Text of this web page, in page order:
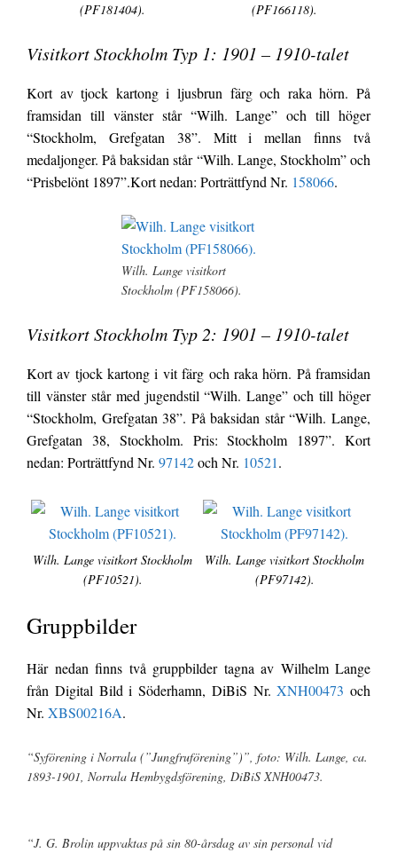
(PF181404).
(PF166118).
Visitkort Stockholm Typ 1: 1901 – 1910-talet
Kort av tjock kartong i ljusbrun färg och raka hörn. På
framsidan till vänster står “Wilh. Lange” och till höger
“Stockholm, Grefgatan 38”. Mitt i mellan finns två
medaljonger. På baksidan står “Wilh. Lange, Stockholm” och
“Prisbelönt 1897”.Kort nedan: Porträttfynd Nr. 158066.
Wilh. Lange visitkort
Stockholm (PF158066).
Visitkort Stockholm Typ 2: 1901 – 1910-talet
Kort av tjock kartong i vit färg och raka hörn. På framsidan
till vänster står med jugendstil “Wilh. Lange” och till höger
“Stockholm, Grefgatan 38”. På baksidan står “Wilh. Lange,
Grefgatan 38, Stockholm. Pris: Stockholm 1897”. Kort
nedan: Porträttfynd Nr. 97142och Nr. 10521.
Wilh. Lange visitkort Stockholm
(PF10521).
Wilh. Lange visitkort Stockholm
(PF97142).
Gruppbilder
Här nedan finns två gruppbilder tagna av Wilhelm Lange
från Digital Bild i Söderhamn, DiBiS Nr.XNH00473 och
Nr. XBS00216A.
“Syförening i Norrala (”Jungfruförening”)”, foto: Wilh. Lange, ca.
1893-1901, Norrala Hembygdsförening, DiBiS XNH00473.
“J. G. Brolin uppvaktas på sin 80-årsdag av sin personal vid